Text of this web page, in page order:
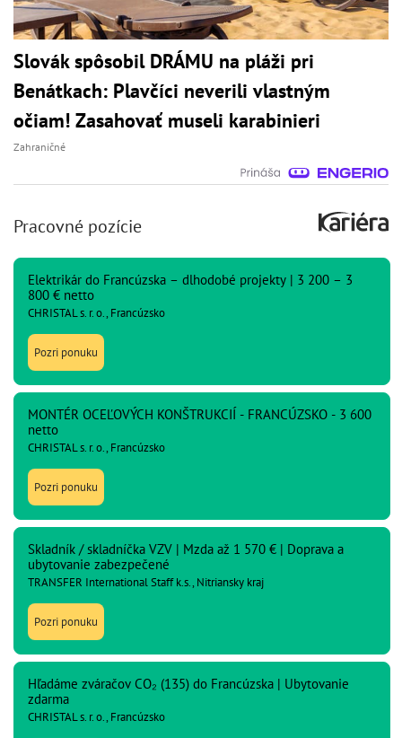
Slovák spôsobil DRÁMU na pláži pri
Benátkach: Plavčíci neverili vlastným
očiam! Zasahovať museli karabinieri
Zahraničné
Pracovné pozície
Elektrikár do Francúzska – dlhodobé projekty | 3 200 – 3
800 € netto
CHRISTAL s. r. o., Francúzsko
Pozri ponuku
MONTÉR OCEĽOVÝCH KONŠTRUKCIÍ - FRANCÚZSKO - 3 600
netto
CHRISTAL s. r. o., Francúzsko
Pozri ponuku
Skladník / skladníčka VZV | Mzda až 1 570 € | Doprava a
ubytovanie zabezpečené
TRANSFER International Staff k.s., Nitriansky kraj
Pozri ponuku
Hľadáme zváračov CO₂ (135) do Francúzska | Ubytovanie
zdarma
CHRISTAL s. r. o., Francúzsko